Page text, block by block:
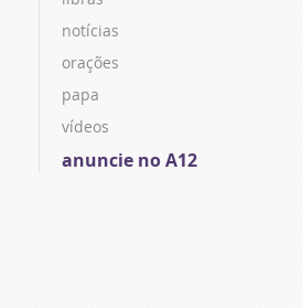
notícias
orações
papa
vídeos
anuncie no A12